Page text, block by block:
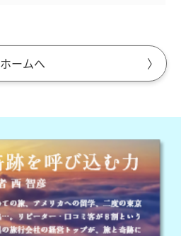
ホームへ